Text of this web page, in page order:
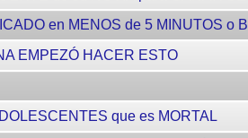
en MENOS de 5 MINUTOS o
EMPEZÓ HACER ESTO
que es MORTAL